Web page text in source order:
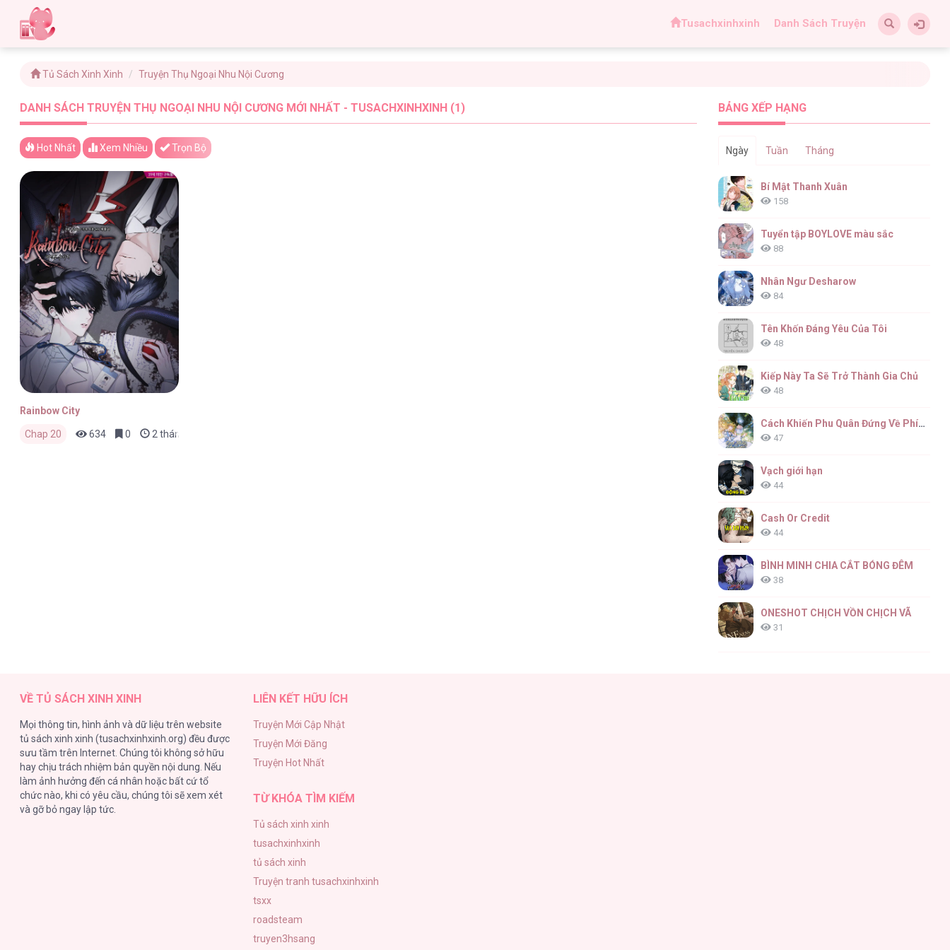
Tusachxinhxinh Danh Sách Truyện
Tủ Sách Xinh Xinh Truyện Thụ Ngoại Nhu Nội Cương
DANH SÁCH TRUYỆN THỤ NGOẠI NHU NỘI CƯƠNG MỚI NHẤT - TUSACHXINHXINH (1)
Hot Nhất Xem Nhiều Trọn Bộ
Rainbow City
Chap 20 634 0 2 tháng trước
BẢNG XẾP HẠNG
Ngày Tuần Tháng
Bí Mật Thanh Xuân
158
Tuyển tập BOYLOVE màu sắc
88
Nhân Ngư Desharow
84
Tên Khốn Đáng Yêu Của Tôi
48
Kiếp Này Ta Sẽ Trở Thành Gia Chủ
48
Cách Khiến Phu Quân Đứng Về Phía Tôi
47
Vạch giới hạn
44
Cash Or Credit
44
BÌNH MINH CHIA CẮT BÓNG ĐÊM
38
ONESHOT CHỊCH VỒN CHỊCH VÃ
31
VỀ TỦ SÁCH XINH XINH
Mọi thông tin, hình ảnh và dữ liệu trên website
tủ sách xinh xinh (tusachxinhxinh.org) đều được
sưu tầm trên Internet. Chúng tôi không sở hữu
hay chịu trách nhiệm bản quyền nội dung. Nếu
làm ảnh hưởng đến cá nhân hoặc bất cứ tổ
chức nào, khi có yêu cầu, chúng tôi sẽ xem xét
và gỡ bỏ ngay lập tức.
LIÊN KẾT HỮU ÍCH
Truyện Mới Cập Nhật
Truyện Mới Đăng
Truyện Hot Nhất
TỪ KHÓA TÌM KIẾM
Tủ sách xinh xinh
tusachxinhxinh
tủ sách xinh
Truyện tranh tusachxinhxinh
tsxx
roadsteam
truyen3hsang